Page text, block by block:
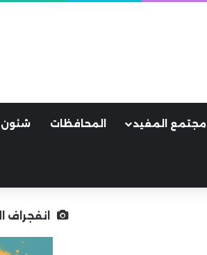
مجتمع المفيد المحافظات شئون
انفجراف